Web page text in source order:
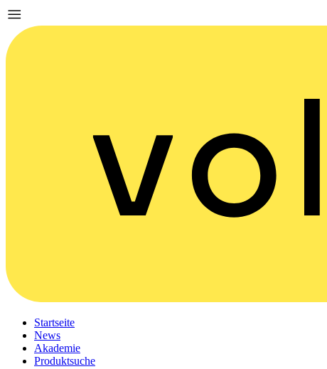
Startseite
News
Akademie
Produktsuche